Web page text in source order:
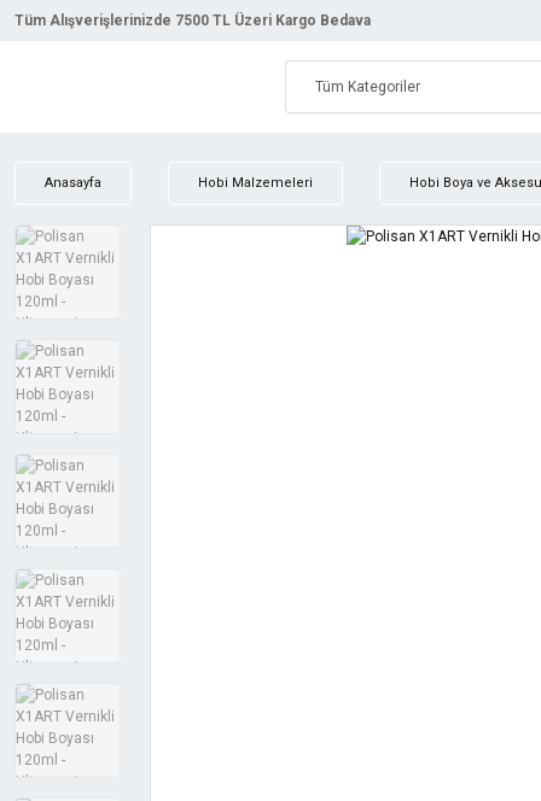
Tüm Alışverişlerinizde 7500 TL Üzeri Kargo Bedava
Anasayfa Hobi Malzemeleri Hobi Boya ve